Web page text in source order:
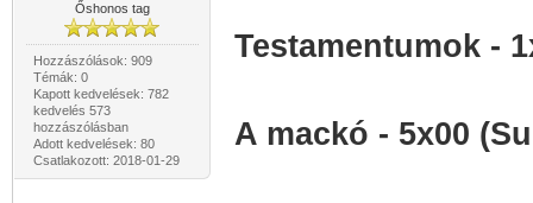
Őshonos tag
Hozzászólások: 909
Témák: 0
Kapott kedvelések: 782
kedvelés 573
hozzászólásban
Adott kedvelések: 80
Csatlakozott: 2018-01-29
Testamentumok -
A mackó - 5x00